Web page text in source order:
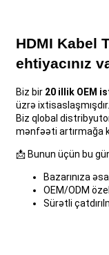
HDMI Kabel
ehtiyacınız
Biz bir 20 illik OEM
üzrə ixtisaslaşmışdır.
Biz qlobal
mənfəəti artırmağa
📩 Bunun üçün bu
Bazarınıza
OEM/ODM
Sürətli